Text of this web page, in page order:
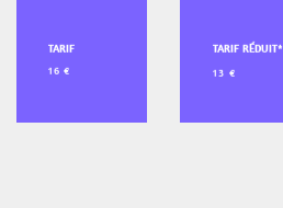
TARIF TARIF RÉDUIT*